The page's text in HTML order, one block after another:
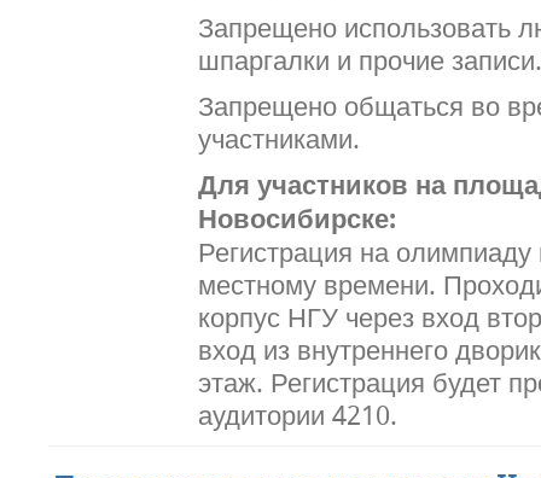
Запрещено использовать
шпаргалки и прочие записи.
Запрещено общаться во
участниками.
Для участников на
Новосибирске:
Регистрация на олимпиаду
местному времени.
корпус НГУ через вход
вход из внутреннего
этаж. Регистрация будет
аудитории 4210.